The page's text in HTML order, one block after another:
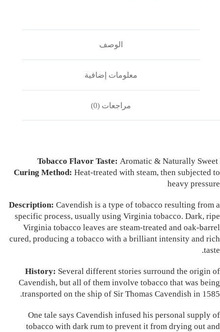
الوصف
معلومات إضافية
مراجعات (0)
Aromatic & Naturally Sweet
Curing Method: Heat-treated with steam, then subjected to
heavy pressure
Description: Cavendish is a type of tobacco resulting from a
specific process, usually using Virginia tobacco. Dark, ripe
Virginia tobacco leaves are steam-treated and oak-barrel
cured, producing a tobacco with a brilliant intensity and rich
taste.
History: Several different stories surround the origin of
Cavendish, but all of them involve tobacco that was being
transported on the ship of Sir Thomas Cavendish in 1585.
One tale says Cavendish infused his personal supply of
tobacco with dark rum to prevent it from drying out and